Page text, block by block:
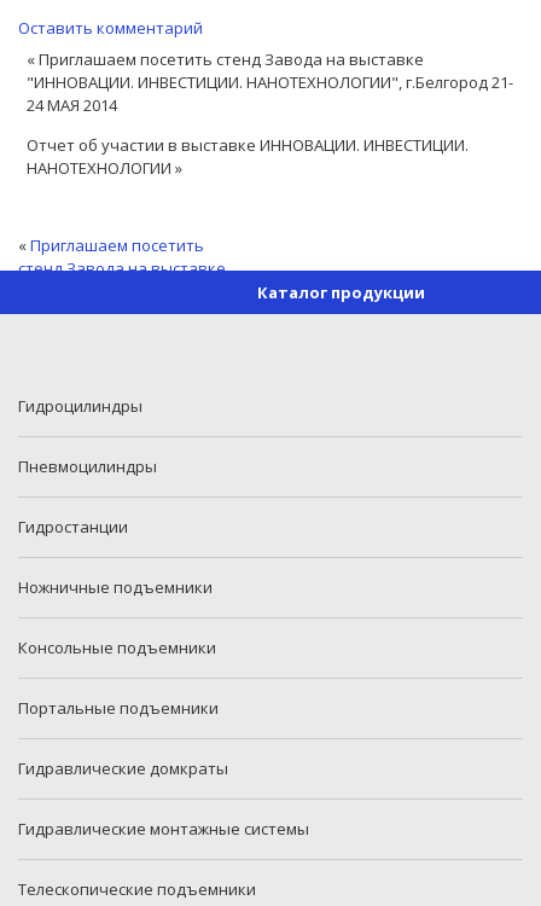
Оставить комментарий
« Приглашаем посетить стенд Завода на выставке
"ИННОВАЦИИ. ИНВЕСТИЦИИ. НАНОТЕХНОЛОГИИ", г.Белгород 21-
24 МАЯ 2014
Отчет об участии в выставке ИННОВАЦИИ. ИНВЕСТИЦИИ.
НАНОТЕХНОЛОГИИ »
«Приглашаем посетить
стенд Завода на выставке
НАНОТЕХНОЛОГИИ»,
Каталог продукции
Гидроцилиндры
Пневмоцилиндры
Гидростанции
Ножничные подъемники
Консольные подъемники
Портальные подъемники
Гидравлические домкраты
Гидравлические монтажные системы
Телескопические подъемники